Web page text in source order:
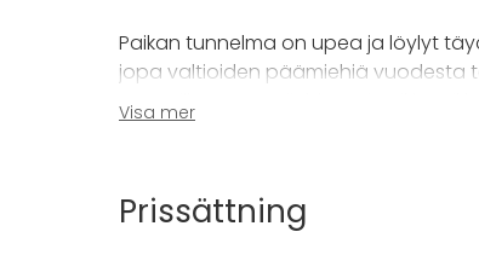
Paikan tunnelma on upea ja löylyt
jopa valtioiden päämiehiä vuodesta
saunaillat, synttärijuhlat tai vaikka
rentoutuu isollakin porukalla. Yhteen
Visa mer
Prissättning